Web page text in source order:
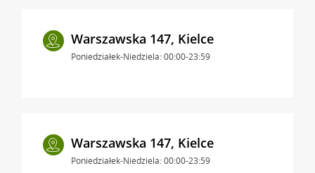
Warszawska 147, Kielce
Poniedziałek-Niedziela: 00:00-23:59
Warszawska 147, Kielce
Poniedziałek-Niedziela: 00:00-23:59